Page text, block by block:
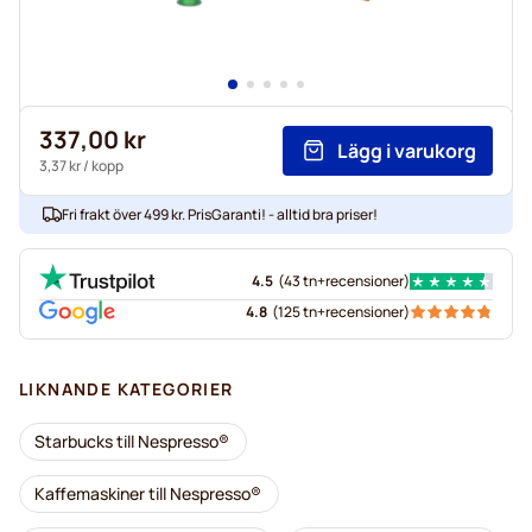
337,00 kr
3,37 kr/ kopp
Lägg i varukorg
Fri frakt över 499 kr. PrisGaranti! - alltid bra priser!
4.5 (43 tn+recensioner)
4.8 (125 tn+recensioner)
LIKNANDE KATEGORIER
Starbucks till Nespresso®
Kaffemaskiner till Nespresso®